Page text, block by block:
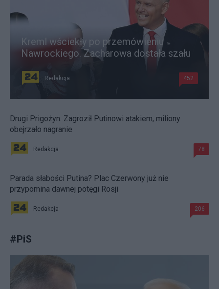
Kreml wściekły po przemówieniu
Nawrockiego. Zacharowa dostała szału
Redakcja 452
Drugi Prigożyn. Zagroził Putinowi atakiem, miliony
obejrzało nagranie
Redakcja 78
Parada słabości Putina? Plac Czerwony już nie
przypomina dawnej potęgi Rosji
Redakcja 206
#PiS